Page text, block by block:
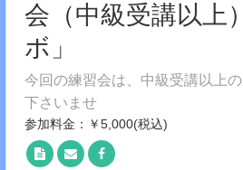
会（中級受講以上
ボ」
今回の練習会は、中級受講以上
下さいませ
参加料金：￥5,000(税込)